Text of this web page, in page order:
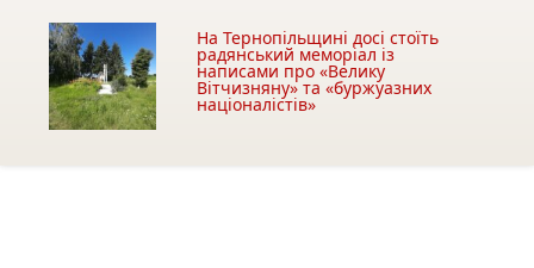
На Тернопільщині досі стоїть
радянський меморіал із
написами про «Велику
Вітчизняну» та «буржуазних
націоналістів»